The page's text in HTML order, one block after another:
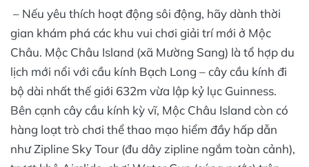
– Nếu yêu thích hoạt động sôi động, hãy dành thời
gian khám phá các khu vui chơi giải trí mới ở Mộc
Châu. Mộc Châu Island (xã Mường Sang) là tổ hợp du
lịch mới nổi với cầu kính Bạch Long – cây cầu kính đi
bộ dài nhất thế giới 632m vừa lập kỷ lục Guinness.
Bên cạnh cây cầu kính kỳ vĩ, Mộc Châu Island còn có
hàng loạt trò chơi thể thao mạo hiểm đầy hấp dẫn
như Zipline Sky Tour (đu dây zipline ngắm toàn cảnh),